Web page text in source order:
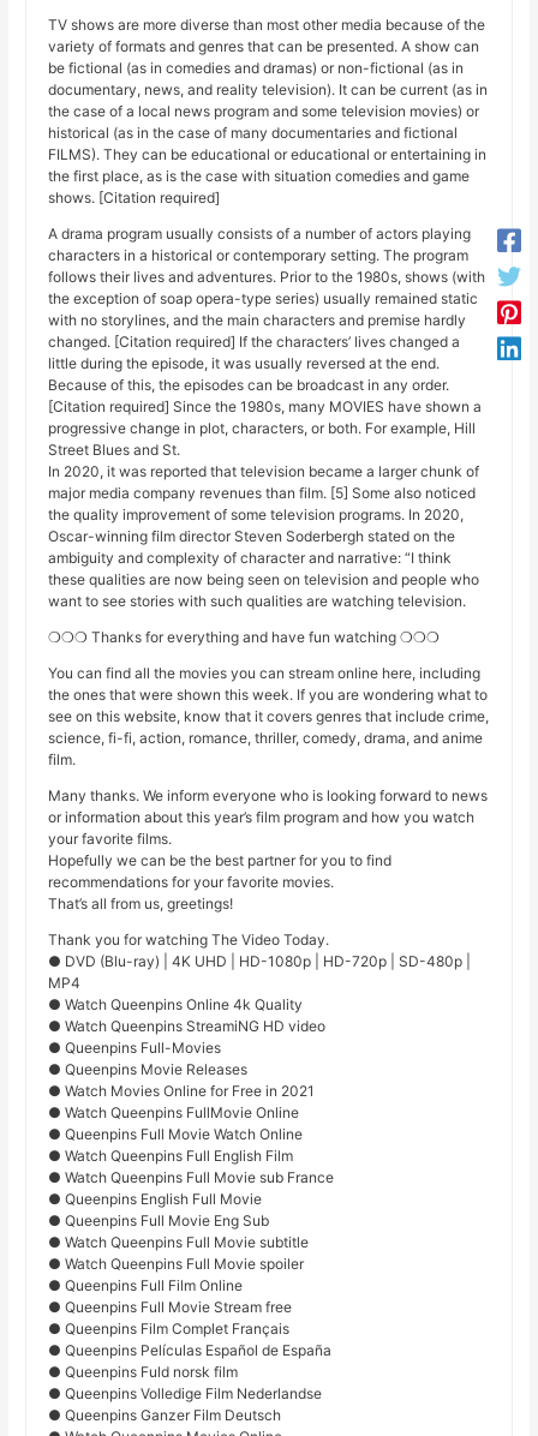
TV shows are more diverse than most other media because of the
variety of formats and genres that can be presented. A show can
be fictional (as in comedies and dramas) or non-fictional (as in
documentary, news, and reality television). It can be current (as in
the case of a local news program and some television movies) or
historical (as in the case of many documentaries and fictional
FILMS). They can be educational or educational or entertaining in
the first place, as is the case with situation comedies and game
shows. [Citation required]
A drama program usually consists of a number of actors playing
characters in a historical or contemporary setting. The program
follows their lives and adventures. Prior to the 1980s, shows (with
the exception of soap opera-type series) usually remained static
with no storylines, and the main characters and premise hardly
changed. [Citation required] If the characters’ lives changed a
little during the episode, it was usually reversed at the end.
Because of this, the episodes can be broadcast in any order.
[Citation required] Since the 1980s, many MOVIES have shown a
progressive change in plot, characters, or both. For example, Hill
Street Blues and St.
In 2020, it was reported that television became a larger chunk of
major media company revenues than film. [5] Some also noticed
the quality improvement of some television programs. In 2020,
Oscar-winning film director Steven Soderbergh stated on the
ambiguity and complexity of character and narrative: “I think
these qualities are now being seen on television and people who
want to see stories with such qualities are watching television.
❍❍❍ Thanks for everything and have fun watching ❍❍❍
You can find all the movies you can stream online here, including
the ones that were shown this week. If you are wondering what to
see on this website, know that it covers genres that include crime,
science, fi-fi, action, romance, thriller, comedy, drama, and anime
film.
Many thanks. We inform everyone who is looking forward to news
or information about this year’s film program and how you watch
your favorite films.
Hopefully we can be the best partner for you to find
recommendations for your favorite movies.
That’s all from us, greetings!
Thank you for watching The Video Today.
● DVD (Blu-ray) | 4K UHD | HD-1080p | HD-720p | SD-480p |
MP4
● Watch Queenpins Online 4k Quality
● Watch Queenpins StreamiNG HD video
● Queenpins Full-Movies
● Queenpins Movie Releases
● Watch Movies Online for Free in 2021
● Watch Queenpins FullMovie Online
● Queenpins Full Movie Watch Online
● Watch Queenpins Full English Film
● Watch Queenpins Full Movie sub France
● Queenpins English Full Movie
● Queenpins Full Movie Eng Sub
● Watch Queenpins Full Movie subtitle
● Watch Queenpins Full Movie spoiler
● Queenpins Full Film Online
● Queenpins Full Movie Stream free
● Queenpins Film Complet Français
● Queenpins Películas Español de España
● Queenpins Fuld norsk film
● Queenpins Volledige Film Nederlandse
● Queenpins Ganzer Film Deutsch